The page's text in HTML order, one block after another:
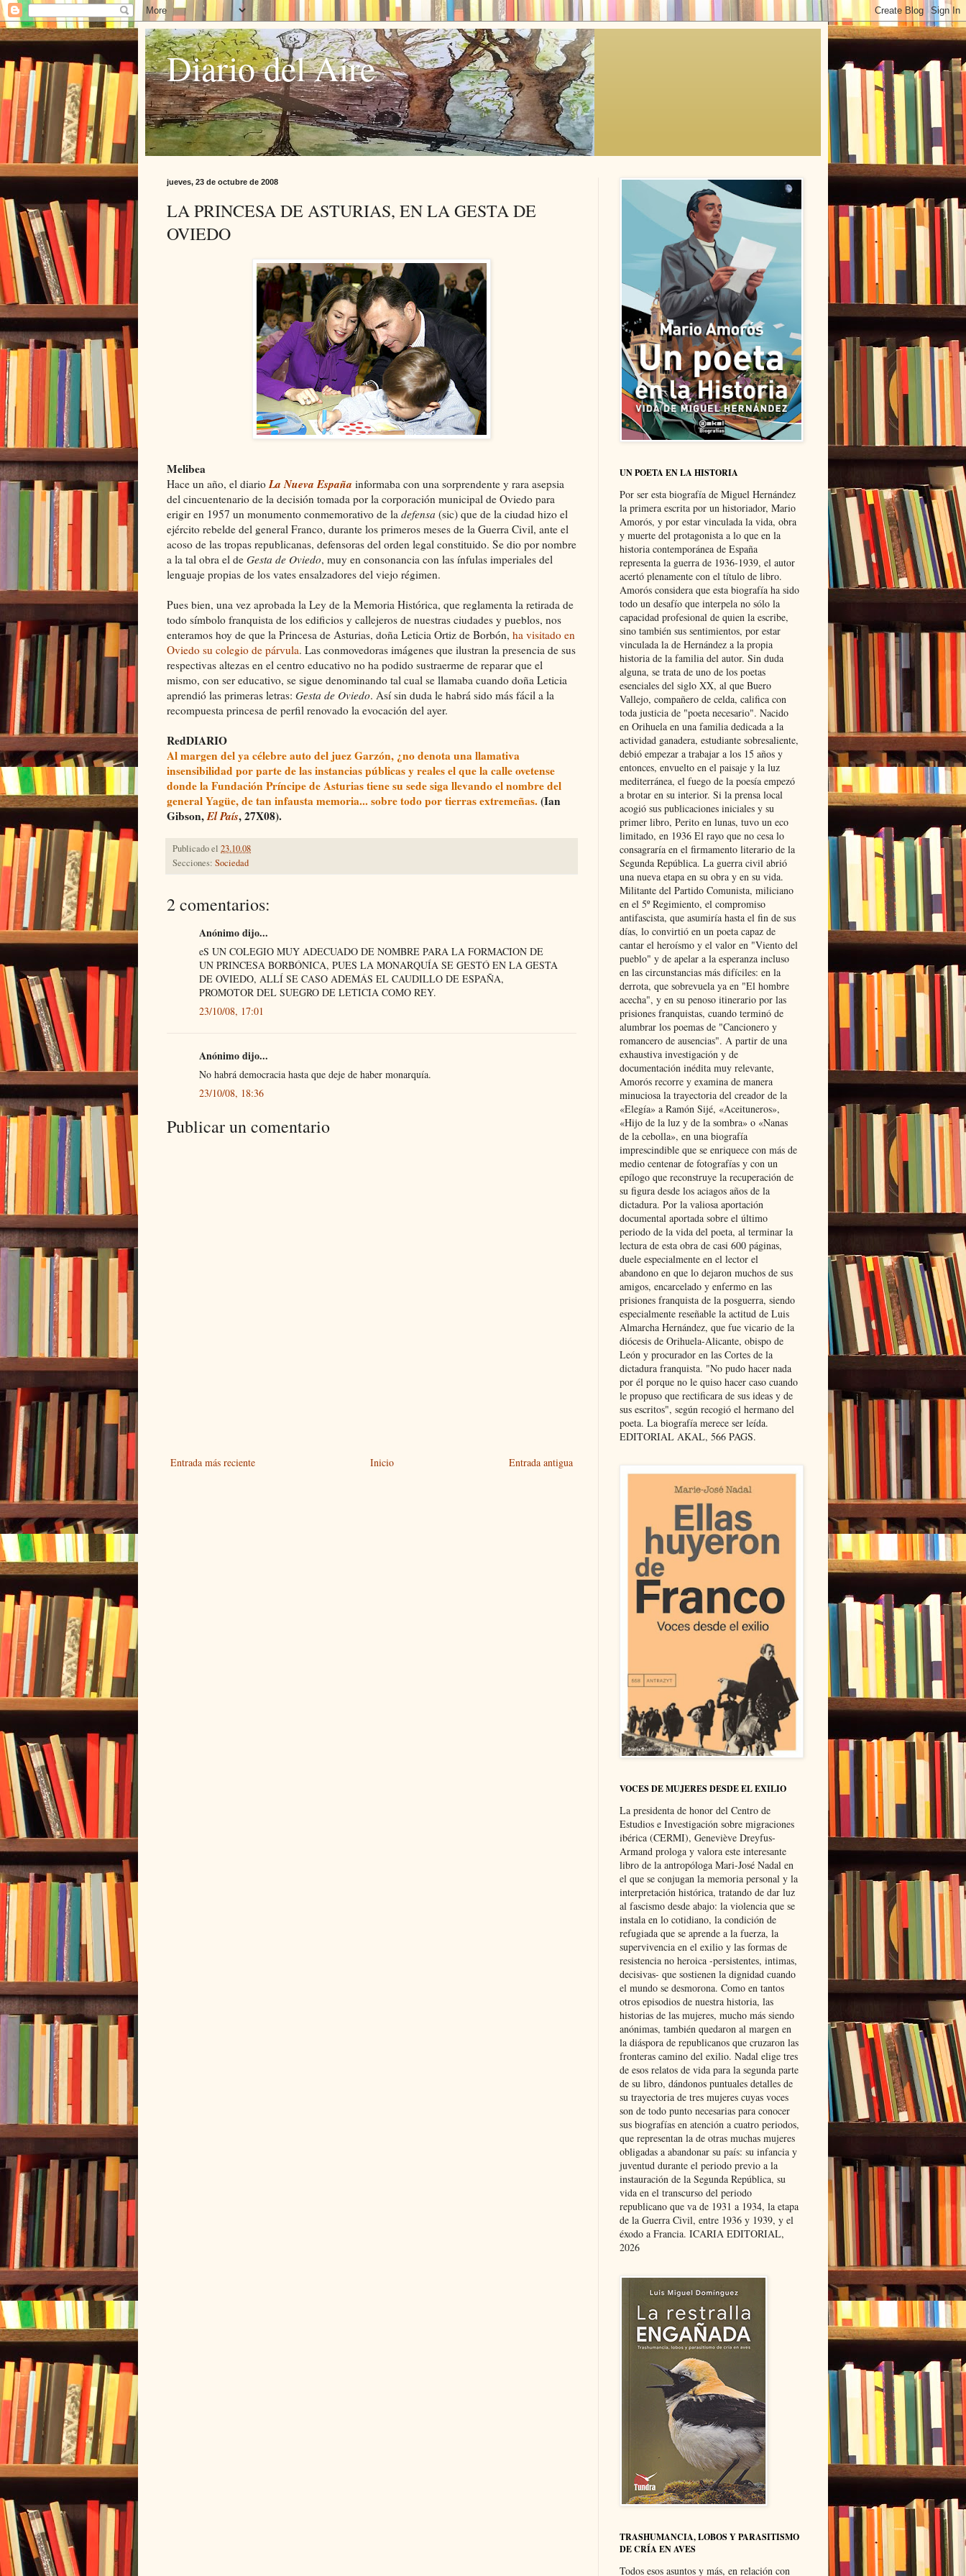
Diario del Aire
jueves, 23 de octubre de 2008
LA PRINCESA DE ASTURIAS, EN LA GESTA DE
OVIEDO
Melibea
Hace un año, el diario La Nueva España informaba con una sorprendente y rara asepsia
del cincuentenario de la decisión tomada por la corporación municipal de Oviedo para
erigir en 1957 un monumento conmemorativo de la defensa (sic) que de la ciudad hizo el
ejército rebelde del general Franco, durante los primeros meses de la Guerra Civil, ante el
acoso de las tropas republicanas, defensoras del orden legal constituido. Se dio por nombre
a la tal obra el de Gesta de Oviedo, muy en consonancia con las ínfulas imperiales del
lenguaje propias de los vates ensalzadores del viejo régimen.
Pues bien, una vez aprobada la Ley de la Memoria Histórica, que reglamenta la retirada de
todo símbolo franquista de los edificios y callejeros de nuestras ciudades y pueblos, nos
enteramos hoy de que la Princesa de Asturias, doña Leticia Ortiz de Borbón, ha visitado en
Oviedo su colegio de párvula. Las conmovedoras imágenes que ilustran la presencia de sus
respectivas altezas en el centro educativo no ha podido sustraerme de reparar que el
mismo, con ser educativo, se sigue denominando tal cual se llamaba cuando doña Leticia
aprendió las primeras letras: Gesta de Oviedo. Así sin duda le habrá sido más fácil a la
recompuesta princesa de perfil renovado la evocación del ayer.
RedDIARIO
Al margen del ya célebre auto del juez Garzón, ¿no denota una llamativa
insensibilidad por parte de las instancias públicas y reales el que la calle ovetense
donde la Fundación Príncipe de Asturias tiene su sede siga llevando el nombre del
general Yagüe, de tan infausta memoria... sobre todo por tierras extremeñas.(Ian
Gibson,El País, 27X08).
Publicado el 23.10.08
Secciones: Sociedad
2 comentarios:
Anónimo dijo...
eS UN COLEGIO MUY ADECUADO DE NOMBRE PARA LA FORMACION DE
UN PRINCESA BORBÓNICA, PUES LA MONARQUÍA SE GESTÓ EN LA GESTA
DE OVIEDO, ALLÍ SE CASO ADEMÁS EL CAUDILLO DE ESPAÑA,
PROMOTOR DEL SUEGRO DE LETICIA COMO REY.
23/10/08, 17:01
Anónimo dijo...
No habrá democracia hasta que deje de haber monarquía.
23/10/08, 18:36
Publicar un comentario
Entrada más reciente Entrada antigua
Inicio
UN POETA EN LA HISTORIA
Por ser esta biografía de Miguel Hernández
la primera escrita por un historiador, Mario
Amorós, y por estar vinculada la vida, obra
y muerte del protagonista a lo que en la
historia contemporánea de España
representa la guerra de 1936-1939, el autor
acertó plenamente con el título de libro.
Amorós considera que esta biografía ha sido
todo un desafío que interpela no sólo la
capacidad profesional de quien la escribe,
sino también sus sentimientos, por estar
vinculada la de Hernández a la propia
historia de la familia del autor. Sin duda
alguna, se trata de uno de los poetas
esenciales del siglo XX, al que Buero
Vallejo, compañero de celda, califica con
toda justicia de "poeta necesario". Nacido
en Orihuela en una familia dedicada a la
actividad ganadera, estudiante sobresaliente,
debió empezar a trabajar a los 15 años y
entonces, envuelto en el paisaje y la luz
mediterránea, el fuego de la poesía empezó
a brotar en su interior. Si la prensa local
acogió sus publicaciones iniciales y su
primer libro, Perito en lunas, tuvo un eco
limitado, en 1936 El rayo que no cesa lo
consagraría en el firmamento literario de la
Segunda República. La guerra civil abrió
una nueva etapa en su obra y en su vida.
Militante del Partido Comunista, miliciano
en el 5º Regimiento, el compromiso
antifascista, que asumiría hasta el fin de sus
días, lo convirtió en un poeta capaz de
cantar el heroísmo y el valor en "Viento del
pueblo" y de apelar a la esperanza incluso
en las circunstancias más difíciles: en la
derrota, que sobrevuela ya en "El hombre
acecha", y en su penoso itinerario por las
prisiones franquistas, cuando terminó de
alumbrar los poemas de "Cancionero y
romancero de ausencias". A partir de una
exhaustiva investigación y de
documentación inédita muy relevante,
Amorós recorre y examina de manera
minuciosa la trayectoria del creador de la
«Elegía» a Ramón Sijé, «Aceituneros»,
«Hijo de la luz y de la sombra» o «Nanas
de la cebolla», en una biografía
imprescindible que se enriquece con más de
medio centenar de fotografías y con un
epílogo que reconstruye la recuperación de
su figura desde los aciagos años de la
dictadura. Por la valiosa aportación
documental aportada sobre el último
periodo de la vida del poeta, al terminar la
lectura de esta obra de casi 600 páginas,
duele especialmente en el lector el
abandono en que lo dejaron muchos de sus
amigos, encarcelado y enfermo en las
prisiones franquista de la posguerra, siendo
especialmente reseñable la actitud de Luis
Almarcha Hernández, que fue vicario de la
diócesis de Orihuela-Alicante, obispo de
León y procurador en las Cortes de la
dictadura franquista. "No pudo hacer nada
por él porque no le quiso hacer caso cuando
le propuso que rectificara de sus ideas y de
sus escritos", según recogió el hermano del
poeta. La biografía merece ser leída.
EDITORIAL AKAL, 566 PAGS.
VOCES DE MUJERES DESDE EL EXILIO
La presidenta de honor del Centro de
Estudios e Investigación sobre migraciones
ibérica (CERMI), Geneviève Dreyfus-
Armand prologa y valora este interesante
libro de la antropóloga Mari-José Nadal en
el que se conjugan la memoria personal y la
interpretación histórica, tratando de dar luz
al fascismo desde abajo: la violencia que se
instala en lo cotidiano, la condición de
refugiada que se aprende a la fuerza, la
supervivencia en el exilio y las formas de
resistencia no heroica -persistentes, intimas,
decisivas- que sostienen la dignidad cuando
el mundo se desmorona. Como en tantos
otros episodios de nuestra historia, las
historias de las mujeres, mucho más siendo
anónimas, también quedaron al margen en
la diáspora de republicanos que cruzaron las
fronteras camino del exilio. Nadal elige tres
de esos relatos de vida para la segunda parte
de su libro, dándonos puntuales detalles de
su trayectoria de tres mujeres cuyas voces
son de todo punto necesarias para conocer
sus biografías en atención a cuatro periodos,
que representan la de otras muchas mujeres
obligadas a abandonar su país: su infancia y
juventud durante el periodo previo a la
instauración de la Segunda República, su
vida en el transcurso del periodo
republicano que va de 1931 a 1934, la etapa
de la Guerra Civil, entre 1936 y 1939, y el
éxodo a Francia. ICARIA EDITORIAL,
2026
TRASHUMANCIA, LOBOS Y PARASITISMO
DE CRÍA EN AVES
Todos esos asuntos y más, en relación con